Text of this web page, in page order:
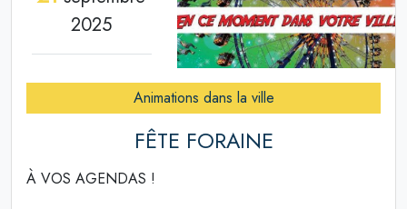
2025
Animations dans la ville
FÊTE FORAINE
À VOS AGENDAS !